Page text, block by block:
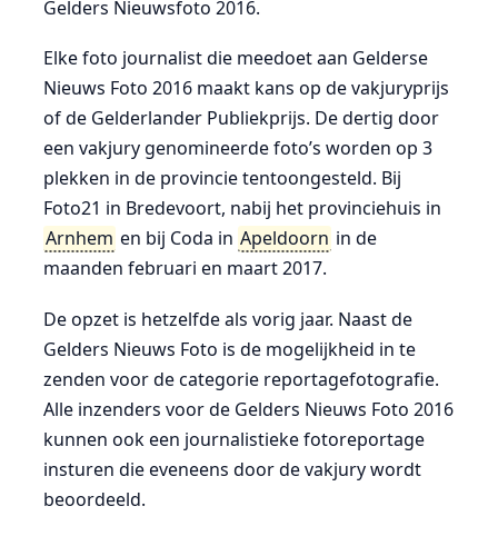
Gelders Nieuwsfoto 2016.
Elke foto journalist die meedoet aan Gelderse
Nieuws Foto 2016 maakt kans op de vakjuryprijs
of de Gelderlander Publiekprijs. De dertig door
een vakjury genomineerde foto’s worden op 3
plekken in de provincie tentoongesteld. Bij
Foto21 in Bredevoort, nabij het provinciehuis in
Arnhem en bij Coda in Apeldoorn in de
maanden februari en maart 2017.
De opzet is hetzelfde als vorig jaar. Naast de
Gelders Nieuws Foto is de mogelijkheid in te
zenden voor de categorie reportagefotografie.
Alle inzenders voor de Gelders Nieuws Foto 2016
kunnen ook een journalistieke fotoreportage
insturen die eveneens door de vakjury wordt
beoordeeld.